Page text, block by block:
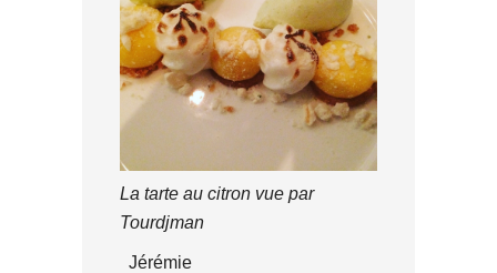
La tarte au citron vue par
Tourdjman
Jérémie